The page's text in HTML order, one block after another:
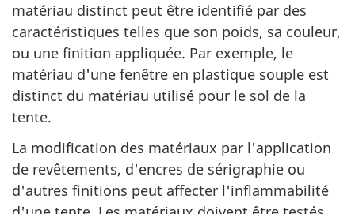
matériau distinct peut être identifié par des
caractéristiques telles que son poids, sa couleur,
ou une finition appliquée. Par exemple, le
matériau d'une fenêtre en plastique souple est
distinct du matériau utilisé pour le sol de la
tente.
La modification des matériaux par l'application
de revêtements, d'encres de sérigraphie ou
d'autres finitions peut affecter l'inflammabilité